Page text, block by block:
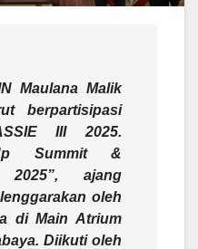
Maulana Malik
berpartisipasi
III 2025.
Summit &
, ajang
oleh
di Main Atrium
Diikuti oleh